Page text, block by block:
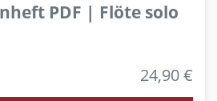
PDF | Flöte solo
24,90 €